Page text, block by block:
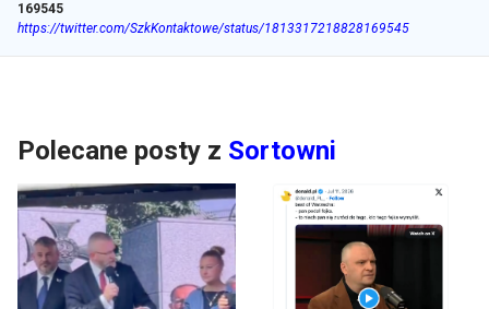
169545
https://twitter.com/SzkKontaktowe/status/1813317218828169545
Polecane posty z Sortowni